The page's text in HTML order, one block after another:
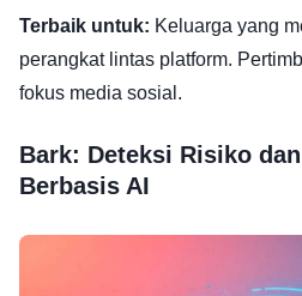
Terbaik untuk: Keluarga yang
perangkat lintas platform.
fokus media sosial.
Bark: Deteksi Risiko
Berbasis AI